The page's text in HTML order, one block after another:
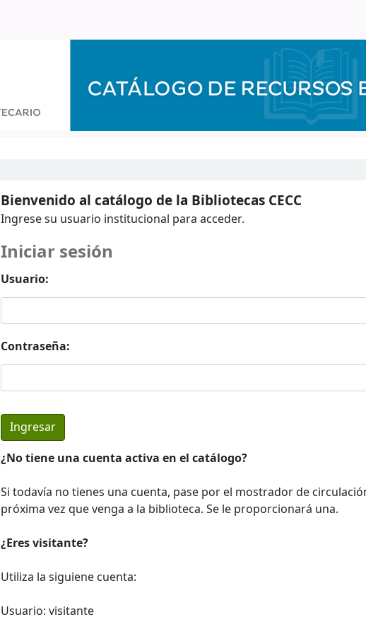
Bienvenido al catálogo de la Bibliotecas CECC
Ingrese su usuario institucional para acceder.
Iniciar sesión
Usuario:
Contraseña:
¿No tiene una cuenta activa en el catálogo?
Si todavía no tienes una cuenta, pase por el mostrador de
próxima vez que venga a la biblioteca. Se le proporcionará una.
¿Eres visitante?
Utiliza la siguiene cuenta:
Usuario: visitante